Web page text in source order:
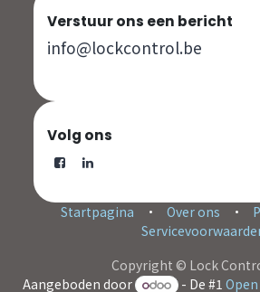
Verstuur ons een bericht
info@lockcontrol.be
Volg ons
Startpagina • Over ons •
Copyright © Lock
Aangeboden door
- De #1